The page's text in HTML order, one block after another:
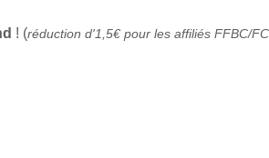
! (réduction d'1,5€ pour les affiliés FFBC/